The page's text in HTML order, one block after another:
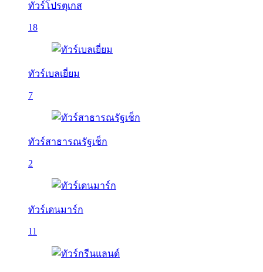
ทัวร์โปรตุเกส
18
ทัวร์เบลเยี่ยม
7
ทัวร์สาธารณรัฐเช็ก
2
ทัวร์เดนมาร์ก
11